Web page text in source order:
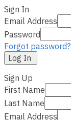
Sign In
Email Address
Password
Forgot password?
Log In
Sign Up
First Name
Last Name
Email Address